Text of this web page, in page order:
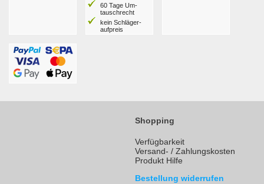
60 Tage Um­
tausch­recht
kein Schläger­
aufpreis
Shopping
Verfügbarkeit
Versand- / Zahlungskosten
Produkt Hilfe
Bestellung widerrufen